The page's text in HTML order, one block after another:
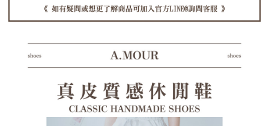
後付繳納相關費用。
【注意事項】
１．透過由恩沛科技股份有限公司提供之「AFTEE先享後付」服務完成之交
易，需依本服務之必要範圍內提供個人資料，並將交易相關給付款項請求債
權轉讓予恩沛科技股份有限公司。
https://aftee.tw/terms/#terms3
３．未成年的使用者請事先徵得法定代理人或監護人之同意方可使用
郵局(離島專用)
每筆NT$125，滿NT$1,380(含以上)免運費